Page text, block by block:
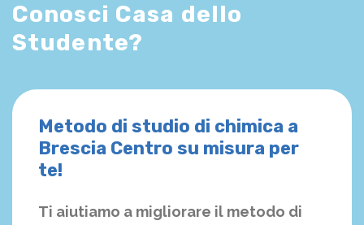
Conosci Casa dello
Studente?
Metodo di studio di chimica a
Brescia Centro su misura per
te!
Ti aiutiamo a migliorare il metodo di